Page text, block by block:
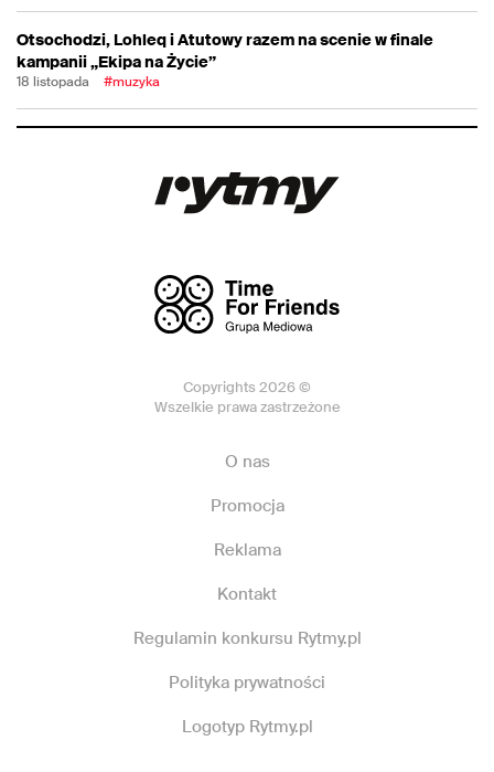
Otsochodzi, Lohleq i Atutowy razem na scenie w finale
kampanii „Ekipa na Życie”
18 listopada #muzyka
Copyrights 2026 ©
Wszelkie prawa zastrzeżone
O nas
Promocja
Reklama
Kontakt
Regulamin konkursu Rytmy.pl
Polityka prywatności
Logotyp Rytmy.pl